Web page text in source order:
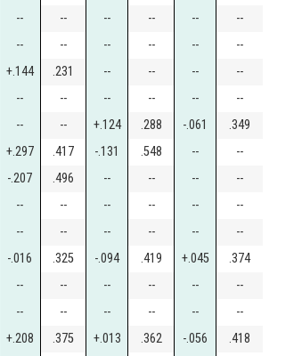
-- -- -- -- -- --
-- -- -- -- -- --
+.144 .231 -- -- -- --
-- -- -- -- -- --
-- -- +.124 .288 -.061 .349
+.297 .417 -.131 .548 -- --
-.207 .496 -- -- -- --
-- -- -- -- -- --
-- -- -- -- -- --
-.016 .325 -.094 .419 +.045 .374
-- -- -- -- -- --
-- -- -- -- -- --
+.208 .375 +.013 .362 -.056 .418